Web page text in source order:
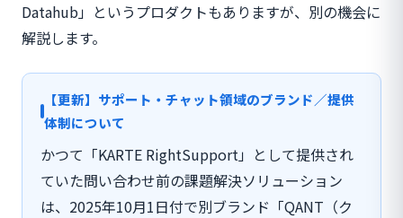
Datahub」というプロダクトもありますが、別の機会に
解説します。
【更新】サポート・チャット領域のブランド／提供
体制について
かつて「KARTE RightSupport」として提供され
ていた問い合わせ前の課題解決ソリューション
は、2025年10月1日付で別ブランド「QANT（ク